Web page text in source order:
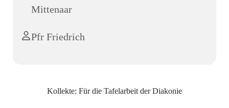
Mittenaar
Pfr Friedrich
Kollekte: Für die Tafelarbeit der Diakonie